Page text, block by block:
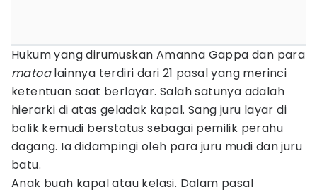
Hukum yang dirumuskan Amanna Gappa dan para
matoalainnya terdiri dari 21 pasal yang merinci
ketentuan saat berlayar. Salah satunya adalah
hierarki di atas geladak kapal. Sang juru layar di
balik kemudi berstatus sebagai pemilik perahu
dagang. Ia didampingi oleh para juru mudi dan juru
batu.
Anak buah kapal atau kelasi. Dalam pasal